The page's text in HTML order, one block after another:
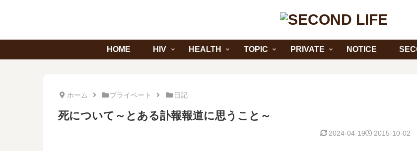
HOME HIV HEALTH TOPIC PRIVATE NOTICE
ホーム プライベート 日記
死について～とある訃報報道に思うこと～
2015-10-02
2024-04-19